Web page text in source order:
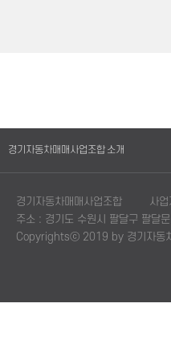
경기자동차매매사업조합 소개
경기자동차매매사업조합
사
주소 : 경기도 수원시 팔달구 팔달
Copyrightsⓒ 2019 by 경기자동